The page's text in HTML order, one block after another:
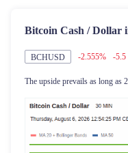
Bitcoin Cash / Dollar
BCHUSD -2.555% -5.5
The upside prevails as long as